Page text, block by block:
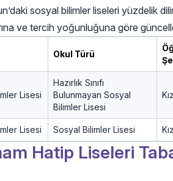
sosyal bilimler liseleri yüzdelik
ve tercih yoğunluğuna göre
Okul Türü
Lisesi
Hazırlık Sınıfı
Bulunmayan Sosyal
Bilimler Lisesi
Lisesi Sosyal Bilimler Lisesi
Hatip Liseleri